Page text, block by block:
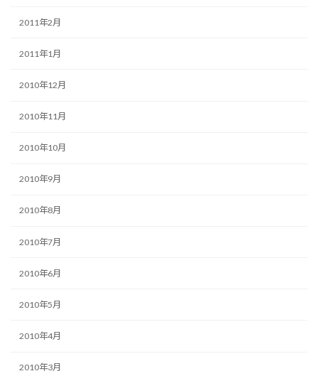
2011年2月
2011年1月
2010年12月
2010年11月
2010年10月
2010年9月
2010年8月
2010年7月
2010年6月
2010年5月
2010年4月
2010年3月